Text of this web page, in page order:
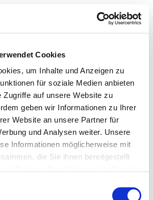
Cookies
um Inhalte und Anzeigen zu
für soziale Medien anbieten
Zugriffe auf unsere Website zu
geben wir Informationen zu Ihrer
Website an unsere Partner für
und Analysen weiter. Unsere
Informationen möglicherweise mit
die Sie ihnen bereitgestellt